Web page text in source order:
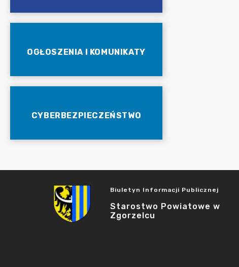
OGŁOSZENIA I KOMUNIKATY
CYBERBEZPIECZEŃSTWO
Biuletyn Informacji Publicznej
Starostwo Powiatowe w
Zgorzelcu